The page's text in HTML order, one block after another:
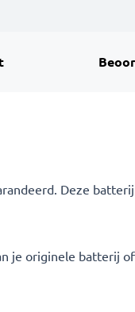
Deze
je originele batterij